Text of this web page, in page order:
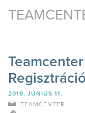
Regisztráció
2019. JÚNIUS 11.
TEAMCENTER